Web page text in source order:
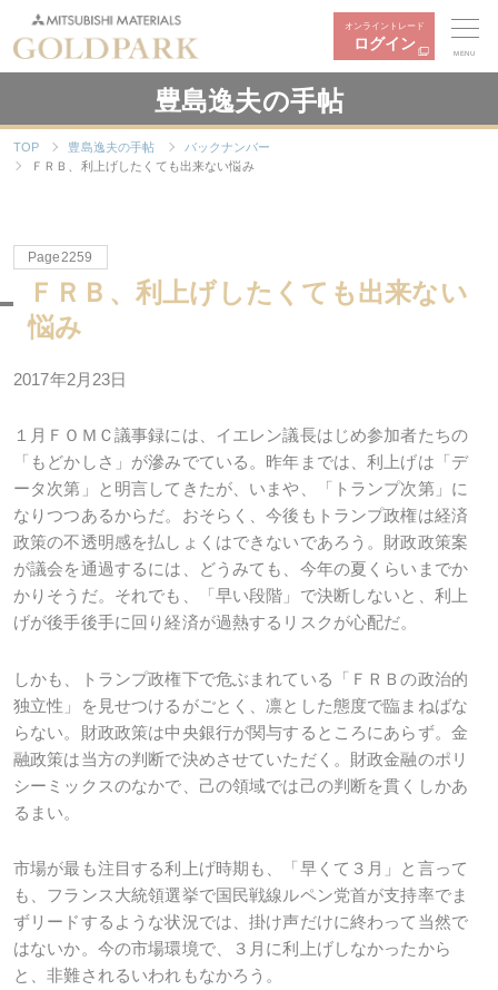
オンライントレード
ログイン
MENU
豊島逸夫の手帖
TOP 豊島逸夫の手帖
バックナンバー
ＦＲＢ、利上げしたくても出来ない悩み
Page2259
ＦＲＢ、利上げしたくても出来ない
悩み
2017年2月23日
１月ＦＯＭＣ議事録には、イエレン議長はじめ参加者たちの
「もどかしさ」が滲みでている。昨年までは、利上げは「デ
ータ次第」と明言してきたが、いまや、「トランプ次第」に
なりつつあるからだ。おそらく、今後もトランプ政権は経済
政策の不透明感を払しょくはできないであろう。財政政策案
が議会を通過するには、どうみても、今年の夏くらいまでか
かりそうだ。それでも、「早い段階」で決断しないと、利上
げが後手後手に回り経済が過熱するリスクが心配だ。
しかも、トランプ政権下で危ぶまれている「ＦＲＢの政治的
独立性」を見せつけるがごとく、凛とした態度で臨まねばな
らない。財政政策は中央銀行が関与するところにあらず。金
融政策は当方の判断で決めさせていただく。財政金融のポリ
シーミックスのなかで、己の領域では己の判断を貫くしかあ
るまい。
市場が最も注目する利上げ時期も、「早くて３月」と言って
も、フランス大統領選挙で国民戦線ルペン党首が支持率でま
ずリードするような状況では、掛け声だけに終わって当然で
はないか。今の市場環境で、３月に利上げしなかったから
と、非難されるいわれもなかろう。